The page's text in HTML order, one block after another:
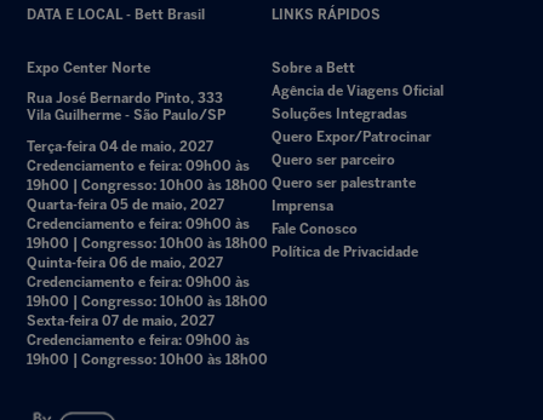
DATA E LOCAL - Bett Brasil
Expo Center Norte
Rua José Bernardo Pinto, 333
Vila Guilherme - São Paulo/SP
Terça-feira 04 de maio, 2027
Credenciamento e feira: 09h00 às
19h00 | Congresso: 10h00 às 18h00
Quarta-feira 05 de maio, 2027
Credenciamento e feira: 09h00 às
19h00 | Congresso: 10h00 às 18h00
Quinta-feira 06 de maio, 2027
Credenciamento e feira: 09h00 às
19h00 | Congresso: 10h00 às 18h00
Sexta-feira 07 de maio, 2027
Credenciamento e feira: 09h00 às
19h00 | Congresso: 10h00 às 18h00
LINKS RÁPIDOS
Sobre a Bett
Agência de Viagens Oficial
Soluções Integradas
Quero Expor/Patrocinar
Quero ser parceiro
Quero ser palestrante
Imprensa
Fale Conosco
Política de Privacidade